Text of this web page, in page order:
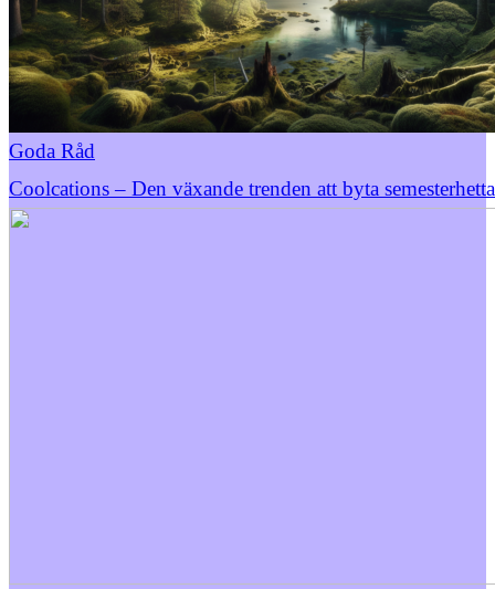
Goda Råd
Coolcations – Den växande trenden att byta